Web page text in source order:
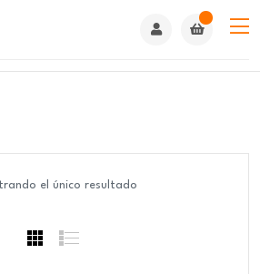
el único resultado